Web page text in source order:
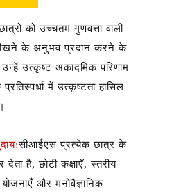
को उच्चतम गुणवत्ता वाली
के अनुभव प्रदान करने के
उत्कृष्ट अकादमिक परिणाम
में उत्कृष्टता हासिल
सीआईएस प्रत्येक छात्र के
देता है, छोटी कक्षाएँ, स्तरीय
और मनोवैज्ञानिक